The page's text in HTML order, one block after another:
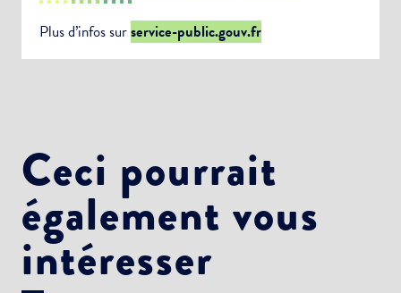
Plus d’infos surservice-public.gouv.fr
Ceci pourrait
également vous
intéresser